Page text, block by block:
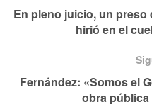
En pleno juicio, un
hirió en el
Fernández: «Somos el
obra pública